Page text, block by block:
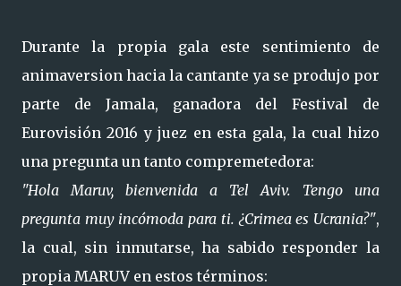
Durante la propia gala este sentimiento de
animaversion hacia la cantante ya se produjo por
parte de Jamala, ganadora del Festival de
Eurovisión 2016 y juez en esta gala, la cual hizo
una pregunta un tanto compremetedora:
"Hola Maruv, bienvenida a Tel Aviv. Tengo una
pregunta muy incómoda para ti. ¿Crimea es Ucrania?",
la cual, sin inmutarse, ha sabido responder la
propia MARUV en estos términos: